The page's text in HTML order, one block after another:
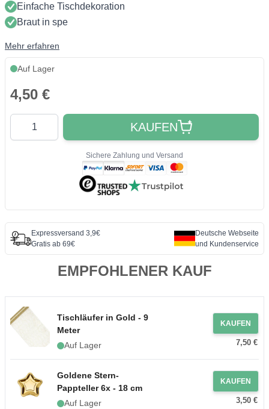
Einfache Tischdekoration
Braut in spe
Mehr erfahren
Auf Lager
4,50 €
Quantity
KAUFEN
Sichere Zahlung und Versand
Expressversand 3,9€
Gratis ab 69€
Deutsche Webseite
und Kundenservice
EMPFOHLENER KAUF
Tischläufer in Gold - 9
Meter
Auf Lager
KAUFEN
7,50 €
Goldene Stern-
Pappteller 6x - 18 cm
Auf Lager
KAUFEN
3,50 €